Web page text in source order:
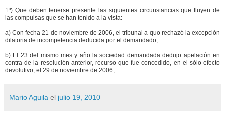
1º) Que deben tenerse presente las siguientes circunstancias que fluyen de
las compulsas que se han tenido a la vista:
a) Con fecha 21 de noviembre de 2006, el tribunal a quo rechazó la excepción
dilatoria de incompetencia deducida por el demandado;
b) El 23 del mismo mes y año la sociedad demandada dedujo apelación en
contra de la resolución anterior, recurso que fue concedido, en el sólo efecto
devolutivo, el 29 de noviembre de 2006;
Mario Aguila el julio 19, 2010